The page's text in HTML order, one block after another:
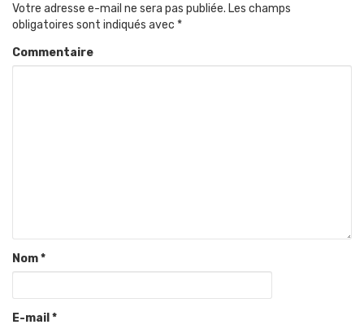
Votre adresse e-mail ne sera pas publiée. Les champs
obligatoires sont indiqués avec *
Commentaire
Nom*
E-mail *